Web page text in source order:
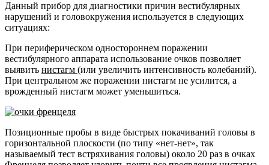
Данный прибор для диагностики причин вестибулярных
нарушений и головокружения используется в следующих
ситуациях:
При периферическом одностороннем поражении
вестибулярного аппарата использование очков позволяет
выявить нистагм (или увеличить интенсивность колебаний).
При центральном же поражении нистагм не усилится, а
врожденный нистагм может уменьшиться.
Позиционные пробы в виде быстрых покачиваний головы в
горизонтальной плоскости (по типу «нет-нет», так
называемый тест встряхивания головы) около 20 раз в очках